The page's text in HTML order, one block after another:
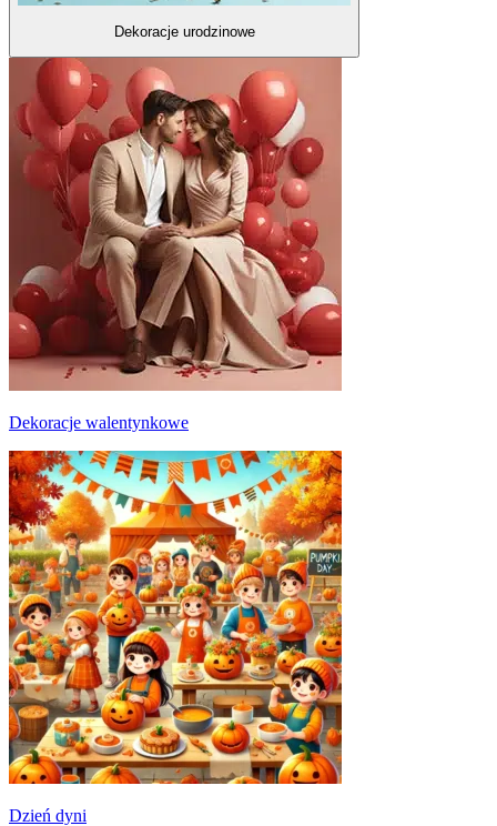
Dekoracje urodzinowe
Dekoracje walentynkowe
Dzień dyni